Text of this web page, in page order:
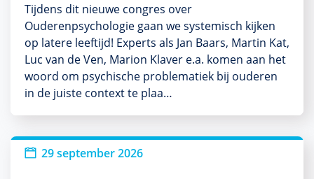
Tijdens dit nieuwe congres over
Ouderenpsychologie gaan we systemisch kijken
op latere leeftijd! Experts als Jan Baars, Martin Kat,
Luc van de Ven, Marion Klaver e.a. komen aan het
woord om psychische problematiek bij ouderen
in de juiste context te plaa…
Nieuw29 september 2026